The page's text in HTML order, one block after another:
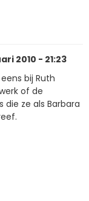
2010 - 21:23
eens bij Ruth
of de
die ze als Barbara